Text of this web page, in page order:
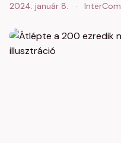
2024. január 8. · InterCom